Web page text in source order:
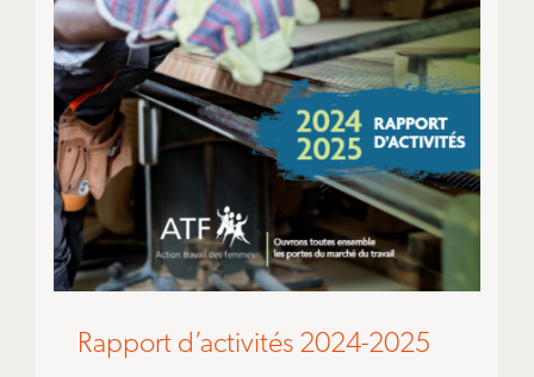
Rapport d’activités 2024-2025